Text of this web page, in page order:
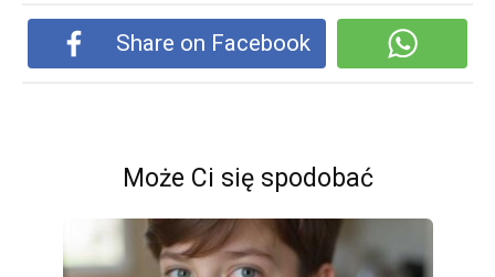
Share on Facebook
Może Ci się spodobać